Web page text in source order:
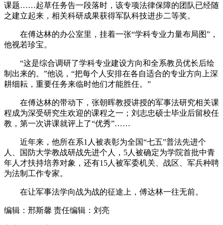
课题……起草任务告一段落时，该专项法律保障的团队已经随
之建立起来，相关科研成果获得军队科技进步二等奖。
在傅达林的办公室里，挂着一张“学科专业力量布局图”，
他视若珍宝。
“这是综合调研了学科专业建设方向和全系教员优长后绘
制出来的。”他说，“把每个人安排在各自适合的专业方向上深
耕细耘，重要任务来临时他们才能胜任。”
在傅达林的带动下，张朝晖教授讲授的军事法研究相关课
程成为深受研究生欢迎的课程之一；刘志忠硕士毕业后留校任
教，第一次讲课就评上了“优秀”……
近年来，他所在系1人被表彰为全国“七五”普法先进个
人、国防大学教战研战先进个人，5人被确定为学院首批中青
年人才扶持培养对象，还有15人被军委机关、战区、军兵种聘
为法制工作专家。
在让军事法学向战为战的征途上，傅达林一往无前。
编辑：邢斯馨 责任编辑：刘亮